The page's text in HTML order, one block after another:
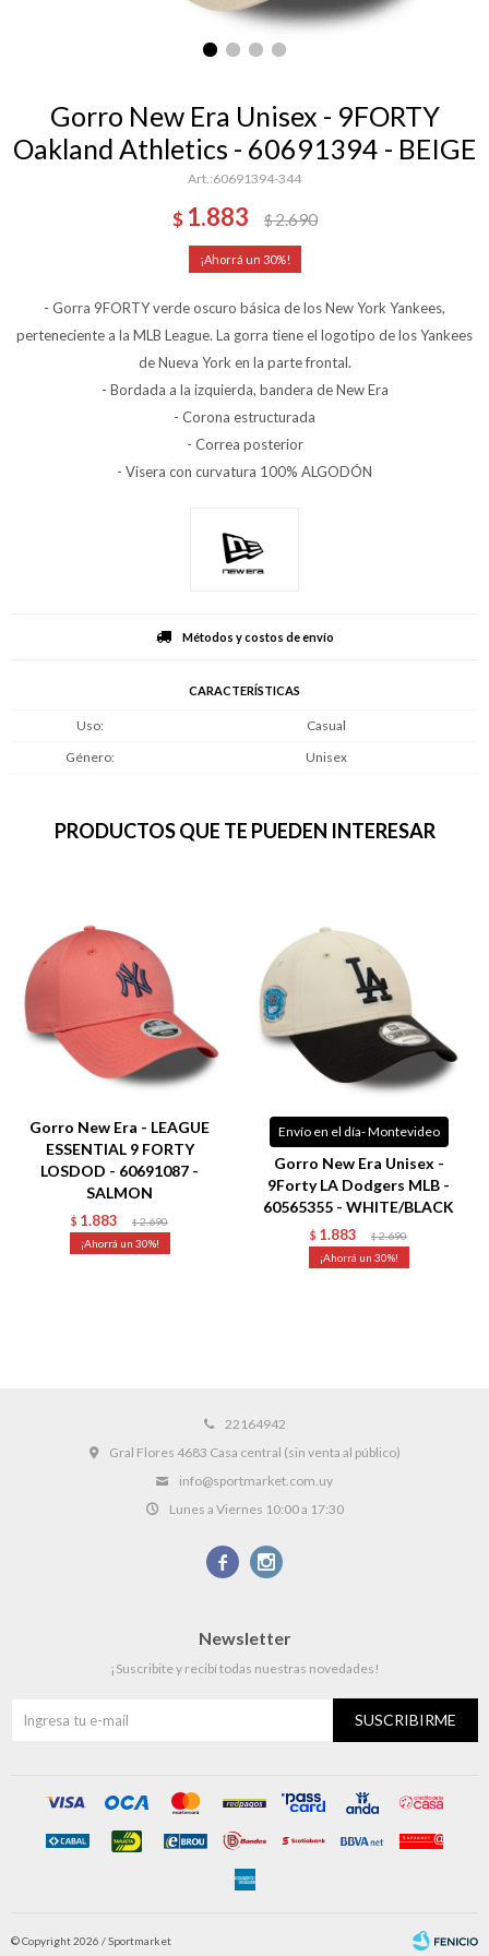
Gorro New Era Unisex - 9FORTY
Oakland Athletics - 60691394 - BEIGE
60691394-344
$ 1.883 $2.690
30
- Gorra 9FORTY verde oscuro básica de los New York Yankees,
perteneciente a la MLB League. La gorra tiene el logotipo de los Yankees
de Nueva York en la parte frontal.
- Bordada a la izquierda, bandera de New Era
- Corona estructurada
- Correa posterior
- Visera con curvatura 100% ALGODÓN
Métodos y costos de envío
CARACTERÍSTICAS
Uso
Casual
Género
Unisex
PRODUCTOS QUE TE PUEDEN INTERESAR
Gorro New Era - LEAGUE
ESSENTIAL 9 FORTY
LOSDOD - 60691087 -
SALMON
$ 1.883 $ 2.690
30
Envío en el día- Montevideo
Gorro New Era Unisex -
9Forty LA Dodgers MLB -
60565355 - WHITE/BLACK
$ 1.883 $ 2.690
30
22164942
Gral Flores 4683 Casa central (sin venta al público)
info@sportmarket.com.uy
Lunes a Viernes 10:00 a 17:30
 
Newsletter
¡Suscribite y recibí todas nuestras novedades!
SUSCRIBIRME
© Copyright 2026 / Sportmarket